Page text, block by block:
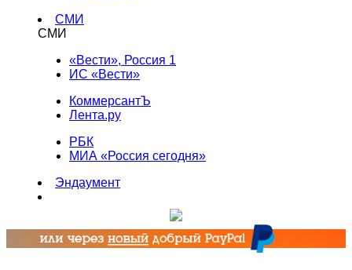
СМИ
СМИ
«Вести», Россия 1
ИС «Вести»
КоммерсантЪ
Лента.ру
РБК
МИА «Россия сегодня»
Эндаумент